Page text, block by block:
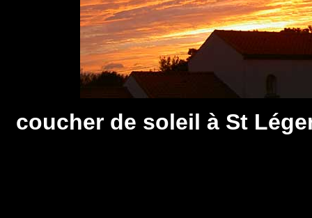
coucher de soleil à St